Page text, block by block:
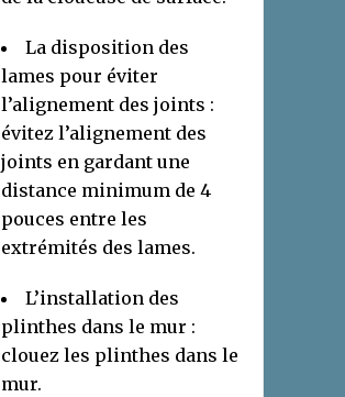
La disposition des
lames pour éviter
l’alignement des joints :
évitez l’alignement des
joints en gardant une
distance minimum de 4
pouces entre les
extrémités des lames.
L’installation des
plinthes dans le mur :
clouez les plinthes dans le
mur.